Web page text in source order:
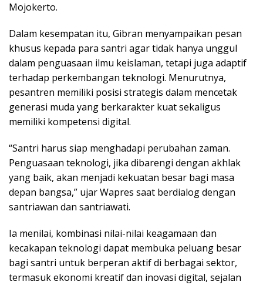
Mojokerto.
Dalam kesempatan itu, Gibran menyampaikan pesan
khusus kepada para santri agar tidak hanya unggul
dalam penguasaan ilmu keislaman, tetapi juga adaptif
terhadap perkembangan teknologi. Menurutnya,
pesantren memiliki posisi strategis dalam mencetak
generasi muda yang berkarakter kuat sekaligus
memiliki kompetensi digital.
“Santri harus siap menghadapi perubahan zaman.
Penguasaan teknologi, jika dibarengi dengan akhlak
yang baik, akan menjadi kekuatan besar bagi masa
depan bangsa,” ujar Wapres saat berdialog dengan
santriawan dan santriawati.
Ia menilai, kombinasi nilai-nilai keagamaan dan
kecakapan teknologi dapat membuka peluang besar
bagi santri untuk berperan aktif di berbagai sektor,
termasuk ekonomi kreatif dan inovasi digital, sejalan